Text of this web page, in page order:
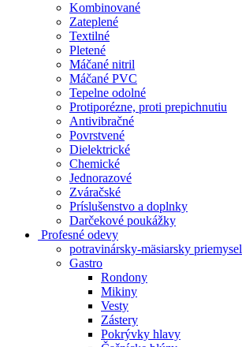
Kombinované
Zateplené
Textilné
Pletené
Máčané nitril
Máčané PVC
Tepelne odolné
Protiporézne, proti prepichnutiu
Antivibračné
Povrstvené
Dielektrické
Chemické
Jednorazové
Zváračské
Príslušenstvo a doplnky
Darčekové poukážky
Profesné odevy
potravinársky-mäsiarsky priemysel
Gastro
Rondony
Mikiny
Vesty
Zástery
Pokrývky hlavy